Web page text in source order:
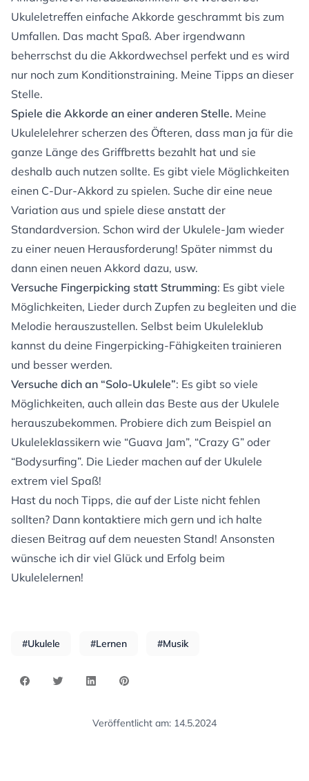
Ukuleletreffen einfache Akkorde geschrammt bis zum
Umfallen. Das macht Spaß. Aber irgendwann
beherrschst du die Akkordwechsel perfekt und es wird
nur noch zum Konditionstraining. Meine Tipps an dieser
Stelle.
Spiele die Akkorde an einer anderen Stelle. Meine
Ukulelelehrer scherzen des Öfteren, dass man ja für die
ganze Länge des Griffbretts bezahlt hat und sie
deshalb auch nutzen sollte. Es gibt viele Möglichkeiten
einen C-Dur-Akkord zu spielen. Suche dir eine neue
Variation aus und spiele diese anstatt der
Standardversion. Schon wird der Ukulele-Jam wieder
zu einer neuen Herausforderung! Später nimmst du
dann einen neuen Akkord dazu, usw.
Versuche Fingerpicking statt Strumming: Es gibt viele
Möglichkeiten, Lieder durch Zupfen zu begleiten und die
Melodie herauszustellen. Selbst beim Ukuleleklub
kannst du deine Fingerpicking-Fähigkeiten trainieren
und besser werden.
Versuche dich an “Solo-Ukulele”: Es gibt so viele
Möglichkeiten, auch allein das Beste aus der Ukulele
herauszubekommen. Probiere dich zum Beispiel an
Ukuleleklassikern wie “Guava Jam”, “Crazy G” oder
“Bodysurfing”. Die Lieder machen auf der Ukulele
extrem viel Spaß!
Hast du noch Tipps, die auf der Liste nicht fehlen
sollten? Dann kontaktiere mich gern und ich halte
diesen Beitrag auf dem neuesten Stand! Ansonsten
wünsche ich dir viel Glück und Erfolg beim
Ukulelelernen!
#Ukulele #Lernen #Musik
Veröffentlicht am: 14.5.2024